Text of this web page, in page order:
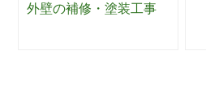
外壁の補修・塗装工事